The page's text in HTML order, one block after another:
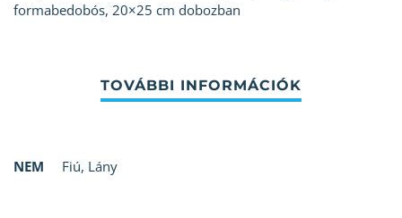
formabedobós, 20×25 cm dobozban
NEM Fiú, Lány